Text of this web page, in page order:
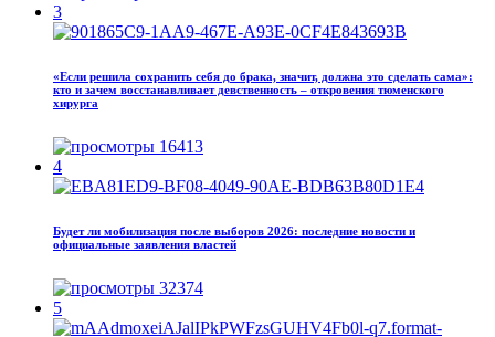
3
«Если решила сохранить себя до брака, значит, должна это сделать сама»:
кто и зачем восстанавливает девственность – откровения тюменского
хирурга
16413
4
Будет ли мобилизация после выборов 2026: последние новости и
официальные заявления властей
32374
5